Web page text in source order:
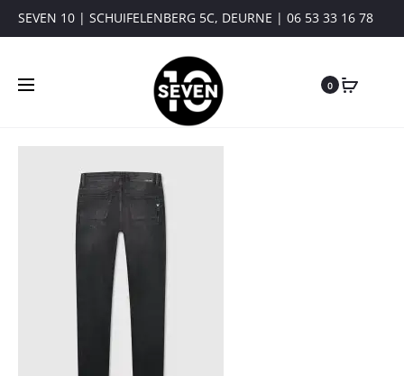
SEVEN 10 | SCHUIFELENBERG 5C, DEURNE | 06 53 33 16 78
0